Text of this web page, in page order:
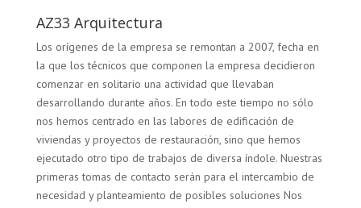
AZ33 Arquitectura
Los orígenes de la empresa se remontan a 2007, fecha en
la que los técnicos que componen la empresa decidieron
comenzar en solitario una actividad que llevaban
desarrollando durante años. En todo este tiempo no sólo
nos hemos centrado en las labores de edificación de
viviendas y proyectos de restauración, sino que hemos
ejecutado otro tipo de trabajos de diversa índole. Nuestras
primeras tomas de contacto serán para el intercambio de
necesidad y planteamiento de posibles soluciones Nos